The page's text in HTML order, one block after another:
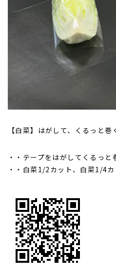
【白菜】はがして、くるっと巻
・テープをはがしてくるっと
・白菜1/2カット、白菜1/4カ